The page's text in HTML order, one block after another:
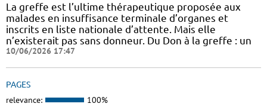
La greffe est l’ultime thérapeutique proposée aux
malades en insuffisance terminale d’organes et
inscrits en liste nationale d’attente. Mais elle
n’existerait pas sans donneur. Du Don à la greffe : un
10/06/2026 17:47
PAGES
relevance: 100%